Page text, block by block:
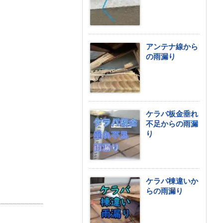
アンテナ線から
の雨漏り
ケラバ板金垂れ
不足からの雨漏
り
ケラバ棟違いか
らの雨漏り